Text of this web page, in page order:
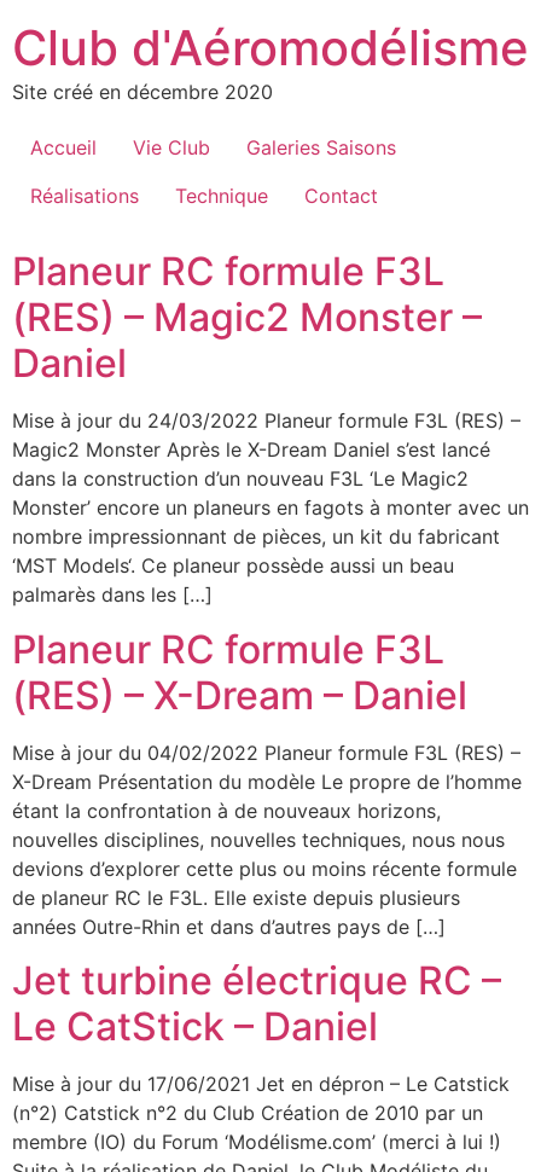
au
contenu
Club d'Aéromodélisme
Site créé en décembre 2020
Accueil Vie Club
Galeries Saisons
Réalisations
Technique Contact
Planeur RC formule F3L
(RES) – Magic2 Monster –
Daniel
Mise à jour du 24/03/2022 Planeur formule F3L (RES) –
Magic2 Monster Après le X-Dream Daniel s’est lancé
dans la construction d’un nouveau F3L ‘Le Magic2
Monster’ encore un planeurs en fagots à monter avec un
nombre impressionnant de pièces, un kit du fabricant
‘MST Models‘. Ce planeur possède aussi un beau
palmarès dans les […]
Planeur RC formule F3L
(RES) – X-Dream – Daniel
Mise à jour du 04/02/2022 Planeur formule F3L (RES) –
X-Dream Présentation du modèle Le propre de l’homme
étant la confrontation à de nouveaux horizons,
nouvelles disciplines, nouvelles techniques, nous nous
devions d’explorer cette plus ou moins récente formule
de planeur RC le F3L. Elle existe depuis plusieurs
années Outre-Rhin et dans d’autres pays de […]
Jet turbine électrique RC –
Le CatStick – Daniel
Mise à jour du 17/06/2021 Jet en dépron – Le Catstick
(n°2) Catstick n°2 du Club Création de 2010 par un
membre (IO) du Forum ‘Modélisme.com’ (merci à lui !)